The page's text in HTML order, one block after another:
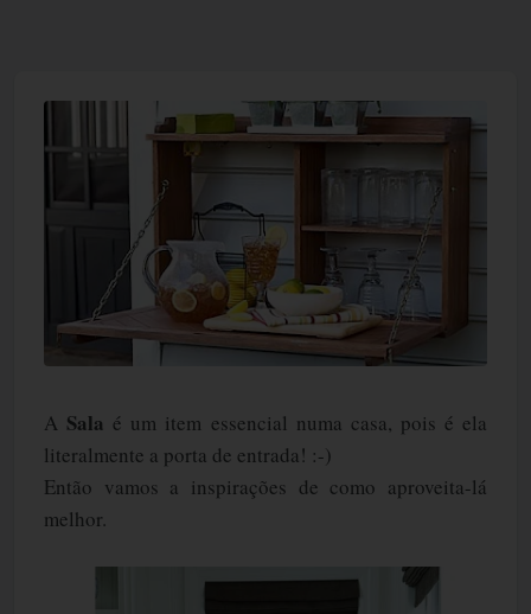
A Sala é um item essencial numa casa, pois é ela
literalmente a porta de entrada! :-)
Então vamos a inspirações de como aproveita-lá
melhor.